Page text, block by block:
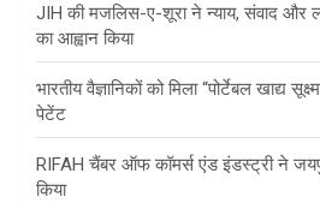
JIH की मजलिस-ए-शूरा ने न्याय, संवाद और
का आह्वान किया
भारतीय वैज्ञानिकों को मिला “पोर्टेबल खाद्य
पेटेंट
RIFAH चैंबर ऑफ कॉमर्स एंड इंडस्ट्री ने
किया